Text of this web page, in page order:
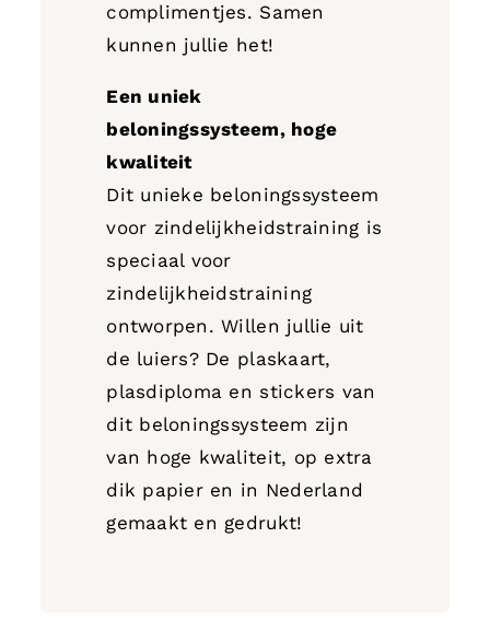
complimentjes. Samen
kunnen jullie het!
Een uniek
beloningssysteem, hoge
kwaliteit
Dit unieke beloningssysteem
voor zindelijkheidstraining is
speciaal voor
zindelijkheidstraining
ontworpen. Willen jullie uit
de luiers? De plaskaart,
plasdiploma en stickers van
dit beloningssysteem zijn
van hoge kwaliteit, op extra
dik papier en in Nederland
gemaakt en gedrukt!